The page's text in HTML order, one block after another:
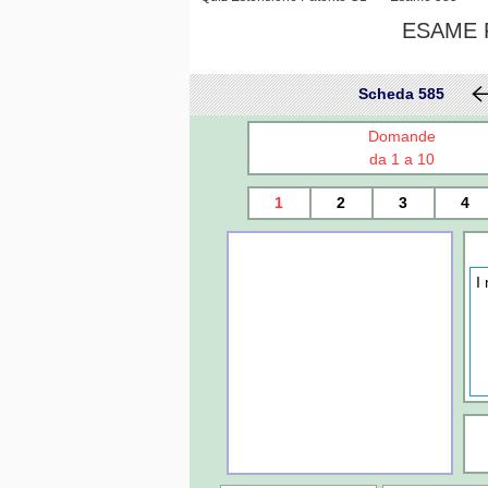
ESAME
Scheda 585
Domande
da 1 a 10
1 2 3 4
I